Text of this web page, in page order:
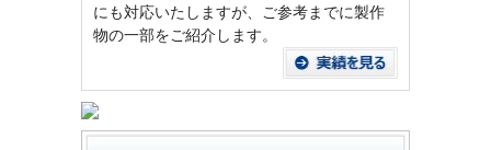
にも対応いたしますが、ご参考までに製作
物の一部をご紹介します。